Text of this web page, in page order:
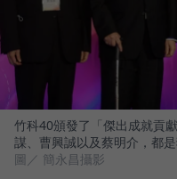
竹科40頒發了「傑出成就貢
謀、曹興誠以及蔡明介，都是
圖／ 簡永昌攝影